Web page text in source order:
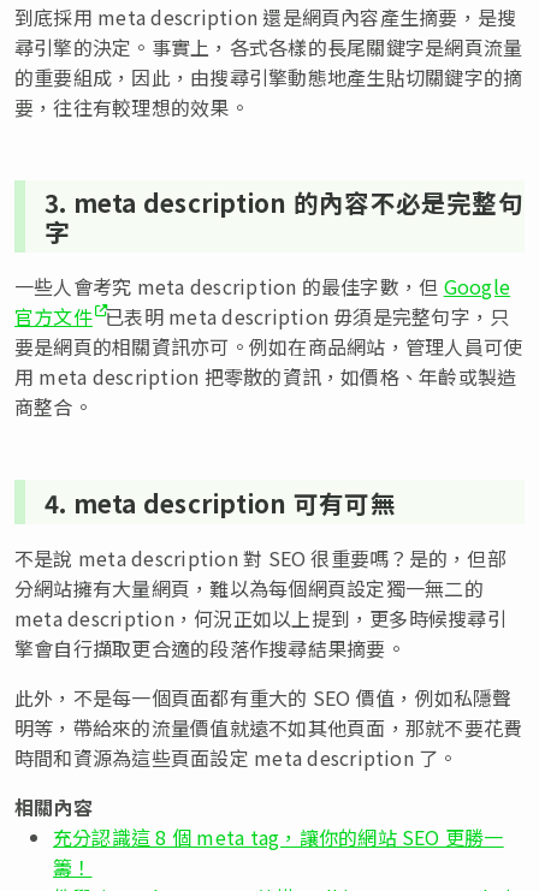
到底採用 meta description 還是網頁內容產生摘要，是搜
尋引擎的決定。事實上，各式各樣的長尾關鍵字是網頁流量
的重要組成，因此，由搜尋引擎動態地產生貼切關鍵字的摘
要，往往有較理想的效果。
3. meta description 的內容不必是完整句
字
一些人會考究 meta description 的最佳字數，但 Google
官方文件 已表明 meta description 毋須是完整句字，只
要是網頁的相關資訊亦可。例如在商品網站，管理人員可使
用 meta description 把零散的資訊，如價格、年齡或製造
商整合。
4. meta description 可有可無
不是說 meta description 對 SEO 很重要嗎？是的，但部
分網站擁有大量網頁，難以為每個網頁設定獨一無二的
meta description，何況正如以上提到，更多時候搜尋引
擎會自行擷取更合適的段落作搜尋結果摘要。
此外，不是每一個頁面都有重大的 SEO 價值，例如私隱聲
明等，帶給來的流量價值就遠不如其他頁面，那就不要花費
時間和資源為這些頁面設定 meta description 了。
相關內容
充分認識這 8 個 meta tag，讓你的網站 SEO 更勝一
籌！